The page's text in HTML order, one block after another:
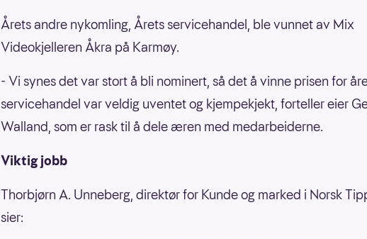
Årets andre nykomling, Årets servicehandel, ble vunnet av Mix
Videokjelleren Åkra på Karmøy.
- Vi synes det var stort å bli nominert, så det å vinne prisen for
servicehandel var veldig uventet og kjempekjekt, forteller eier
Walland, som er rask til å dele æren med medarbeiderne.
Viktig jobb
Thorbjørn A. Unneberg, direktør for Kunde og marked i Norsk
sier: